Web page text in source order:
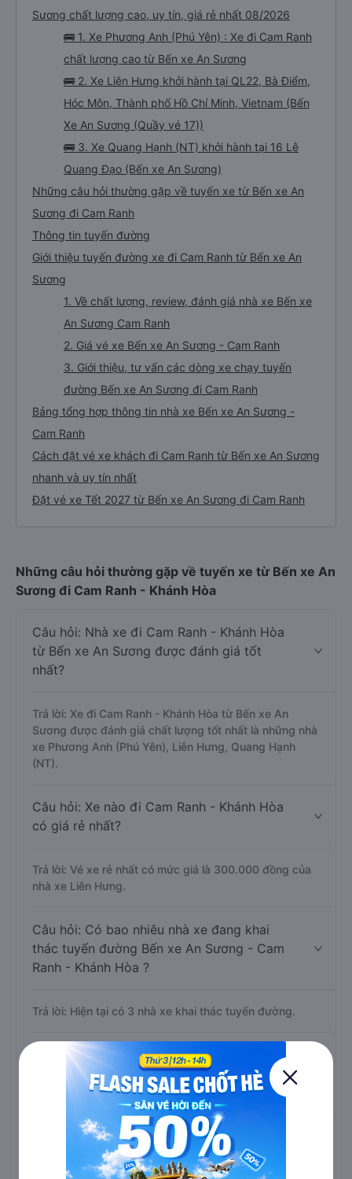
Sương chất lượng cao, uy tín, giá rẻ nhất 08/2026
🚌 1. Xe Phương Anh (Phú Yên) : Xe đi Cam Ranh
chất lượng cao từ Bến xe An Sương
🚌 2. Xe Liên Hưng khởi hành tại QL22, Bà Điểm,
Hóc Môn, Thành phố Hồ Chí Minh, Vietnam (Bến
Xe An Sương (Quầy vé 17))
🚌 3. Xe Quang Hạnh (NT) khởi hành tại 16 Lê
Quang Đạo (Bến xe An Sương)
Những câu hỏi thường gặp về tuyến xe từ Bến xe An
Sương đi Cam Ranh
Thông tin tuyến đường
Giới thiệu tuyến đường xe đi Cam Ranh từ Bến xe An
Sương
1. Về chất lượng, review, đánh giá nhà xe Bến xe
An Sương Cam Ranh
2. Giá vé xe Bến xe An Sương - Cam Ranh
3. Giới thiệu, tư vấn các dòng xe chạy tuyến
đường Bến xe An Sương đi Cam Ranh
Bảng tổng hợp thông tin nhà xe Bến xe An Sương -
Cam Ranh
Cách đặt vé xe khách đi Cam Ranh từ Bến xe An Sương
nhanh và uy tín nhất
Đặt vé xe Tết 2027 từ Bến xe An Sương đi Cam Ranh
Những câu hỏi thường gặp về tuyến xe từ Bến xe An
Sương đi Cam Ranh - Khánh Hòa
Câu hỏi: Nhà xe đi Cam Ranh - Khánh Hòa
từ Bến xe An Sương được đánh giá tốt
nhất?
Trả lời: Xe đi Cam Ranh - Khánh Hòa từ Bến xe An
Sương được đánh giá chất lượng tốt nhất là những nhà
xe Phương Anh (Phú Yên), Liên Hưng, Quang Hạnh
(NT).
Câu hỏi: Xe nào đi Cam Ranh - Khánh Hòa
có giá rẻ nhất?
Trả lời: Vé xe rẻ nhất có mức giá là 300.000 đồng của
nhà xe Liên Hưng.
Câu hỏi: Có bao nhiêu nhà xe đang khai
thác tuyến đường Bến xe An Sương - Cam
Ranh - Khánh Hòa ?
Trả lời: Hiện tại có 3 nhà xe khai thác tuyến đường.
Câu hỏi: Từ Bến xe An Sương đi Cam Ranh
- Khánh Hòa mất bao nhiêu tiếng khi di
chuyển bằng xe khách?
Trả lời: Thời gian di chuyển bằng xe khách từ Bến xe An
Sương đi Cam Ranh - Khánh Hòa khoảng 8.2 tiếng, nếu
mật độ giao thông thuận lợi.